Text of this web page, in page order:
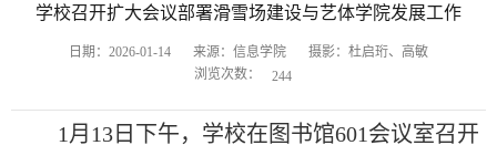
学校召开扩大会议部署滑雪场建设与艺体学院发展工作
日期：2026-01-14 来源：信息学院
摄影：杜启珩、高敏
浏览次数：
244
1月13日下午，学校在图书馆601会议室召开